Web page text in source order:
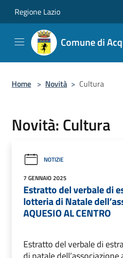
Regione Lazio
Comune di
Home > Novità > Cultura
Novità: Cultura
NOTIZIE
7 GENNAIO 2025
Estratto del verbale di
lotteria di Natale
AQUESIO AL CENTRO
Estratto del verbale di